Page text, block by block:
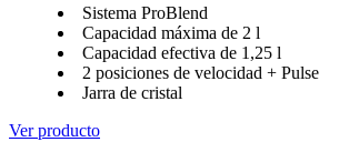
Sistema ProBlend
Capacidad máxima de 2 l
Capacidad efectiva de 1,25 l
2 posiciones de velocidad + Pulse
Jarra de cristal
Ver producto